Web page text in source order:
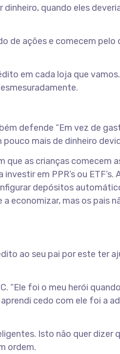
dinheiro, quando eles
de ações e comecem pelo
em cada loja que
defende “Em vez de
mais de dinheiro
as crianças comecem
em PPR’s ou ETF’s.
depósitos
economizar, mas os pais
ao seu pai por este ter
“Ele foi o meu herói
cedo com ele foi a
Isto não quer dizer
ordem.